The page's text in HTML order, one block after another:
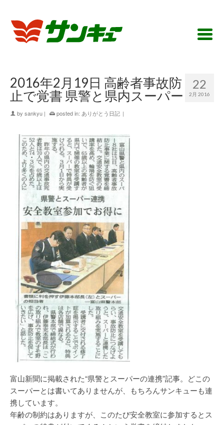
22
2月 2016
2016年2月19日 高齢者事故防
止で覚書 県警と県内スーパー
by sankyu | posted in: ありがとう日記 |
富山新聞に掲載された“県警とスーパーの連携”記事。どこの
スーパーとは書いてありませんが、もちろんサンキューも連
携しています。
年齢の制約はありますが、このたび安全教室に参加するとス